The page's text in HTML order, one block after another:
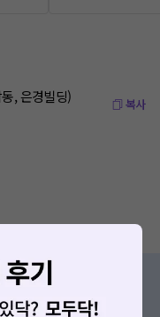
, 은경빌딩) 복사
있나요?
요!